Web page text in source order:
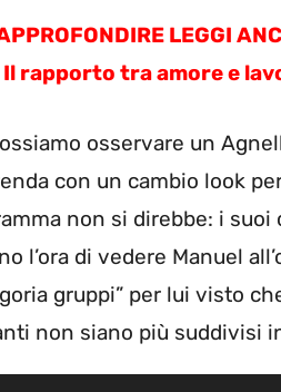
LEGGI
Il rapporto tra amore e
osservare un
con un cambio look
non si direbbe: i suoi
l’ora di vedere Manuel
gruppi” per lui visto
non siano più suddivisi